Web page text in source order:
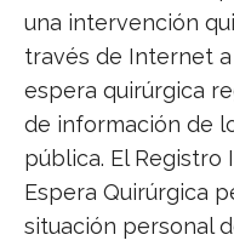
una intervención
través de Internet
espera quirúrgica
de información de
pública. El Registro
Espera Quirúrgica
situación personal